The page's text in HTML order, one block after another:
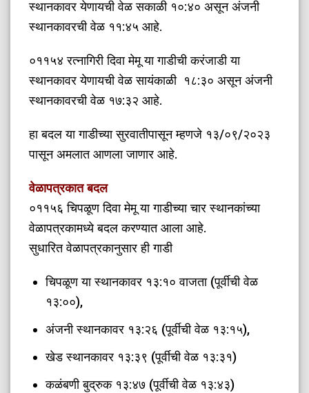
स्थानकावर येणायची वेळ सकाळी १०:४० असून अंजनी
स्थानकावरची वेळ ११:४५ आहे.
०११५४ रत्नागिरी दिवा मेमू या गाडीची करंजाडी या
स्थानकावर येणायची वेळ सायंकाळी १८:३० असून अंजनी
स्थानकावरची वेळ १७:३२ आहे.
हा बदल या गाडीच्या सुरवातीपासून म्हणजे १३/०९/२०२३
पासून अमलात आणला जाणार आहे.
वेळापत्रकात बदल
०११५६ चिपळूण दिवा मेमू या गाडीच्या चार स्थानकांच्या
वेळापत्रकामध्ये बदल करण्यात आला आहे.
सुधारित वेळापत्रकानुसार ही गाडी
चिपळूण या स्थानकावर १३:१० वाजता (पूर्वीची वेळ
१३:००),
अंजनी स्थानकावर १३:२६ (पूर्वीची वेळ १३:१५),
खेड स्थानकावर १३:३९ (पूर्वीची वेळ १३:३१)
कळंबणी बुद्रुक १३:४७ (पूर्वीची वेळ १३:४३)